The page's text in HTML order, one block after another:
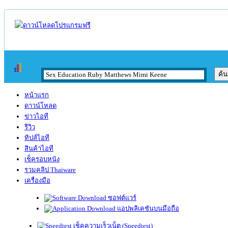
หน้าแรก
ดาวน์โหลด
ข่าวไอที
รีวิว
ทิปส์ไอที
สินค้าไอที
เช็ครอบหนัง
รวมคลิป Thaiware
เครื่องมือ
ซอฟต์แวร์
แอปพลิเคชันบนมือถือ
เช็คความเร็วเน็ต (Speedtest)